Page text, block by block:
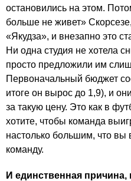
остановились на этом.
больше не живет»
«Якудза», и внезапно это
Ни одна студия не хотела
просто предложили им
Первоначальный бюджет
итоге он вырос до 1,9), и
за такую цену. Это как в
хотите, чтобы команда
настолько большим, что вы
команду.
И единственная причина,